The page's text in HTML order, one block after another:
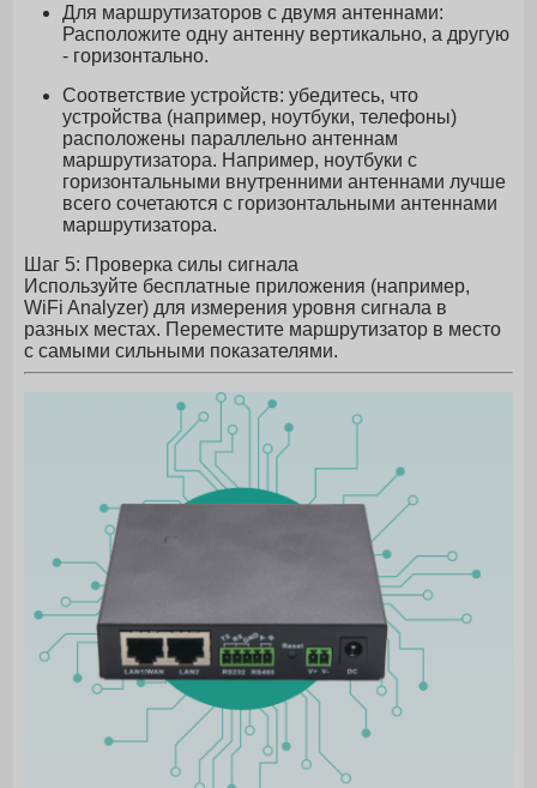
Для маршрутизаторов с двумя антеннами:
Расположите одну антенну вертикально, а другую
- горизонтально.
Соответствие устройств: убедитесь, что
устройства (например, ноутбуки, телефоны)
расположены параллельно антеннам
маршрутизатора. Например, ноутбуки с
горизонтальными внутренними антеннами лучше
всего сочетаются с горизонтальными антеннами
маршрутизатора.
Шаг 5: Проверка силы сигнала
Используйте бесплатные приложения (например,
WiFi Analyzer) для измерения уровня сигнала в
разных местах. Переместите маршрутизатор в место
с самыми сильными показателями.